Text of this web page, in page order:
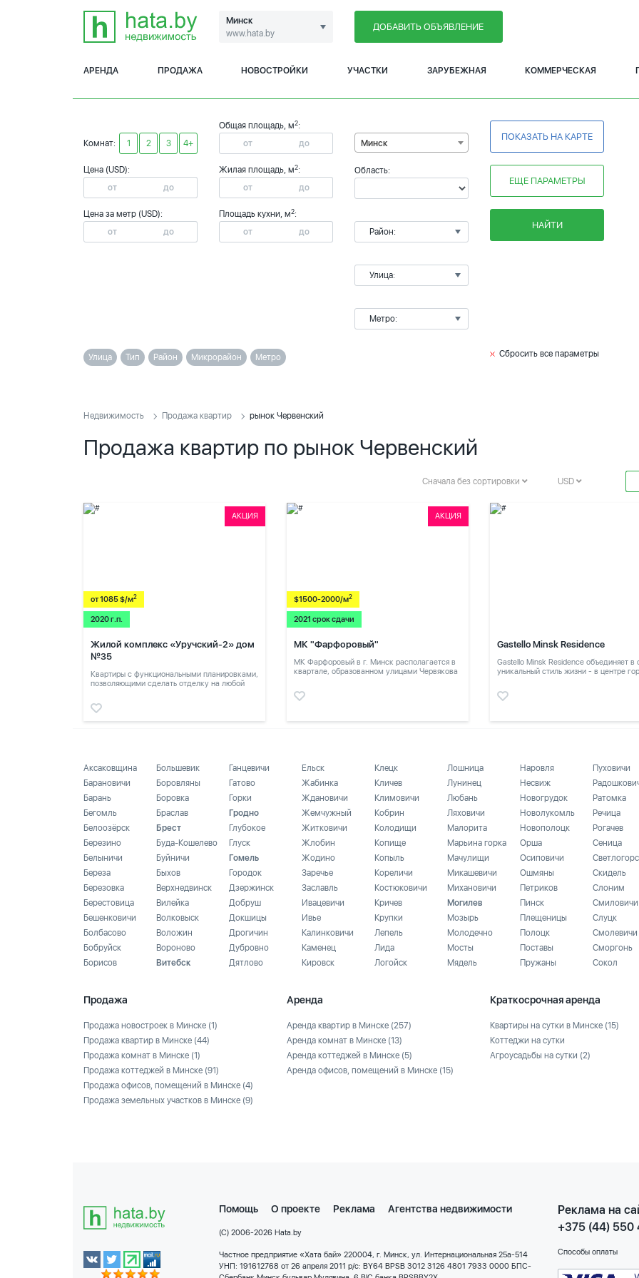
Минск
www.hata.by
ДОБАВИТЬ ОБЪЯВЛЕНИЕ
АРЕНДА ПРОДАЖА НОВОСТРОЙКИ УЧАСТКИ ЗАРУБЕЖНАЯ КОММЕРЧЕСКАЯ
Комнат: 1 2 3 4+
Цена (USD):
Цена за метр (USD):
Общая площадь, м2:
Жилая площадь, м2:
Площадь кухни, м2:
Минск
Область:
Район:
Улица:
Метро:
ПОКАЗАТЬ НА КАРТЕ
ЕЩЕ ПАРАМЕТРЫ
НАЙТИ
Улица Тип Район Микрорайон Метро Сбросить все параметры
Недвижимость Продажа квартир рынок Червенский
Продажа квартир по рынок Червенский
Сначала без сортировки USD
АКЦИЯ
от 1085 $/м2
2020 г.п.
Жилой комплекс «Уручский-2» дом
№35
Квартиры с функциональными планировками,
позволяющими сделать отделку на любой
АКЦИЯ
$1500-2000/м2
2021 срок сдачи
МК "Фарфоровый"
МК Фарфоровый в г. Минск располагается в
квартале, образованном улицами Червякова
Gastello Minsk Residence
Gastello Minsk Residence объединяет в
уникальный стиль жизни - в центре
Аксаковщина
Барановичи
Барань
Бегомль
Белоозёрск
Березино
Белыничи
Береза
Березовка
Берестовица
Бешенковичи
Болбасово
Бобруйск
Борисов
Большевик
Боровляны
Боровка
Браслав
Брест
Буда-Кошелево
Буйничи
Быхов
Верхнедвинск
Вилейка
Волковыск
Воложин
Вороново
Витебск
Ганцевичи
Гатово
Горки
Гродно
Глубокое
Глуск
Гомель
Городок
Дзержинск
Добруш
Докшицы
Дрогичин
Дубровно
Дятлово
Ельск
Жабинка
Ждановичи
Жемчужный
Житковичи
Жлобин
Жодино
Заречье
Заславль
Ивацевичи
Ивье
Калинковичи
Каменец
Кировск
Клецк
Кличев
Климовичи
Кобрин
Колодищи
Копище
Копыль
Кореличи
Костюковичи
Кричев
Крупки
Лепель
Лида
Логойск
Лошница
Лунинец
Любань
Ляховичи
Малорита
Марьина горка
Мачулищи
Микашевичи
Михановичи
Могилев
Мозырь
Молодечно
Мосты
Мядель
Наровля
Несвиж
Новогрудок
Новолукомль
Новополоцк
Орша
Осиповичи
Ошмяны
Петриков
Пинск
Плещеницы
Полоцк
Поставы
Пружаны
Пуховичи
Ратомка
Речица
Рогачев
Сеница
Скидель
Слоним
Смиловичи
Слуцк
Смолевичи
Сморгонь
Сокол
Продажа
Продажа новостроек в Минске (1)
Продажа квартир в Минске (44)
Продажа комнат в Минске (1)
Продажа коттеджей в Минске (91)
Продажа офисов, помещений в Минске (4)
Продажа земельных участков в Минске (9)
Аренда
Аренда квартир в Минске (257)
Аренда комнат в Минске (13)
Аренда коттеджей в Минске (5)
Аренда офисов, помещений в Минске (15)
Краткосрочная аренда
Квартиры на сутки в Минске (15)
Коттеджи на сутки
Агроусадьбы на сутки (2)
Помощь О проекте Реклама Агентства недвижимости
(C) 2006-2026 Hata.by
Частное предприятие «Хата бай» 220004, г. Минск, ул. Интернациональная 25а-514
УНП: 191612768 от 26 апреля 2011 р/с: BY64 BPSB 3012 3126 4801 7933 0000 БПС-
Реклама на
+375 (44) 550
Способы оплаты